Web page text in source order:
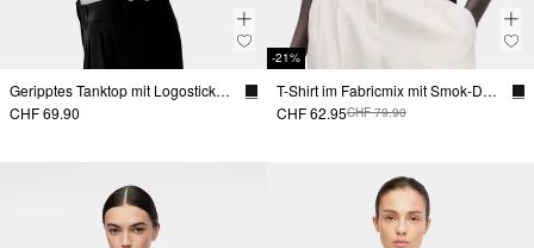
Geripptes Tanktop mit Logostickerei
CHF 69.90
-21%
T-Shirt im Fabricmix mit Smok-Detail
CHF 62.95CHF 79.90